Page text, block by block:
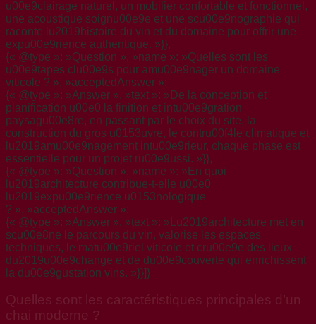
u00e9clairage naturel, un mobilier confortable et fonctionnel,
une acoustique soignu00e9e et une scu00e9nographie qui
raconte lu2019histoire du vin et du domaine pour offrir une
expu00e9rience authentique. »}},
{« @type »: »Question », »name »: »Quelles sont les
u00e9tapes clu00e9s pour amu00e9nager un domaine
viticole ? », »acceptedAnswer »:
{« @type »: »Answer », »text »: »De la conception et
planification u00e0 la finition et intu00e9gration
paysagu00e8re, en passant par le choix du site, la
construction du gros u0153uvre, le contru00f4le climatique et
lu2019amu00e9nagement intu00e9rieur, chaque phase est
essentielle pour un projet ru00e9ussi. »}},
{« @type »: »Question », »name »: »En quoi
lu2019architecture contribue-t-elle u00e0
lu2019expu00e9rience u0153nologique
? », »acceptedAnswer »:
{« @type »: »Answer », »text »: »Lu2019architecture met en
scu00e8ne le parcours du vin, valorise les espaces
techniques, le matu00e9riel viticole et cru00e9e des lieux
du2019u00e9change et de du00e9couverte qui enrichissent
la du00e9gustation vins. »}}]}
Quelles sont les caractéristiques principales d’un
chai moderne ?